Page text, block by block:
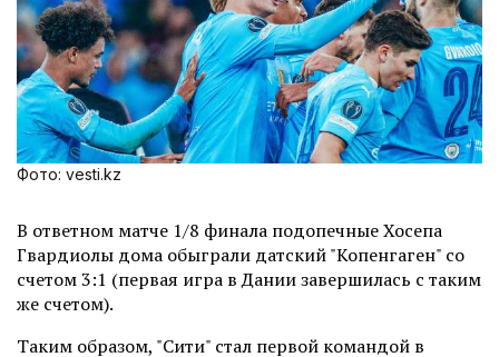
Фото: vesti.kz
В ответном матче 1/8 финала подопечные Хосепа
Гвардиолы дома обыграли датский "Копенгаген" со
счетом 3:1 (первая игра в Дании завершилась с таким
же счетом).
Таким образом, "Сити" стал первой командой в